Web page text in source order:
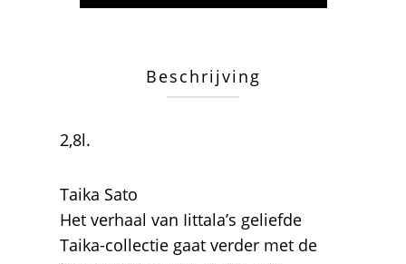
Beschrijving
2,8l.
Taika Sato
Het verhaal van Iittala’s geliefde
Taika-collectie gaat verder met de